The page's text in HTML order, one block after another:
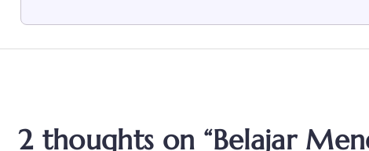
2 thoughts on “Belajar